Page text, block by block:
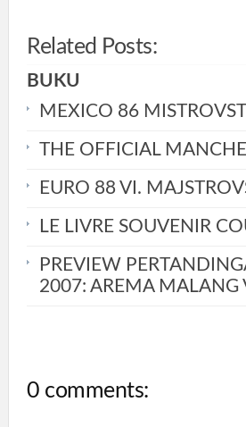
Related Posts:
BUKU
MEXICO 86
THE OFFICIAL
EURO 88 VI.
LE LIVRE SOUVENIR
PREVIEW
2007: AREMA MALANG
0 comments: